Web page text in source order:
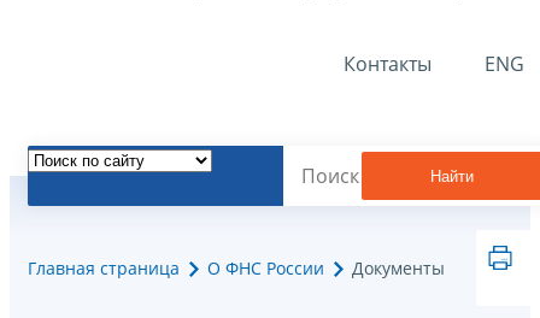
Контакты ENG
Найти
Главная страница О ФНС России Документы